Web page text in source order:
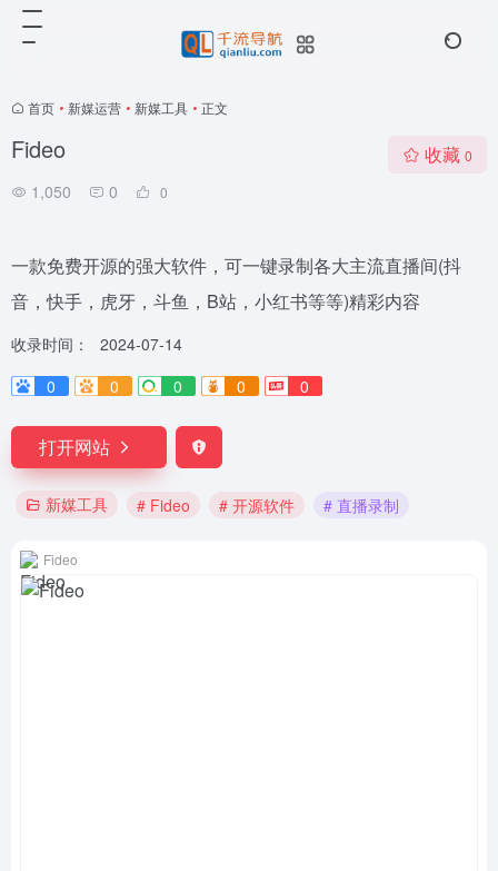
首页 • 新媒运营 • 新媒工具 • 正文
Fideo
1,050 0 0
收藏 0
一款免费开源的强大软件，可一键录制各大主流直播间(抖
音，快手，虎牙，斗鱼，B站，小红书等等)精彩内容
收录时间：
2024-07-14
0
0 0 0 0
打开网站
新媒工具 # Fideo # 开源软件 # 直播录制
Fideo